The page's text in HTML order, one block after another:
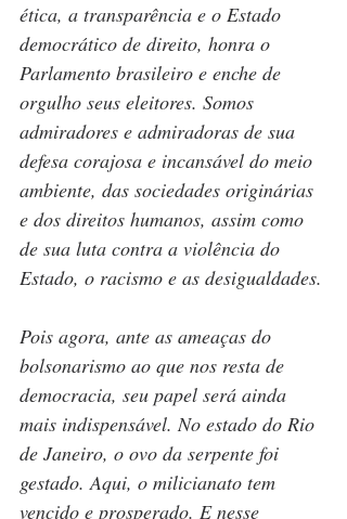
ética, a transparência e o Estado
democrático de direito, honra o
Parlamento brasileiro e enche de
orgulho seus eleitores. Somos
admiradores e admiradoras de sua
defesa corajosa e incansável do meio
ambiente, das sociedades originárias
e dos direitos humanos, assim como
de sua luta contra a violência do
Estado, o racismo e as desigualdades.
Pois agora, ante as ameaças do
bolsonarismo ao que nos resta de
democracia, seu papel será ainda
mais indispensável. No estado do Rio
de Janeiro, o ovo da serpente foi
gestado. Aqui, o milicianato tem
vencido e prosperado. E nesse